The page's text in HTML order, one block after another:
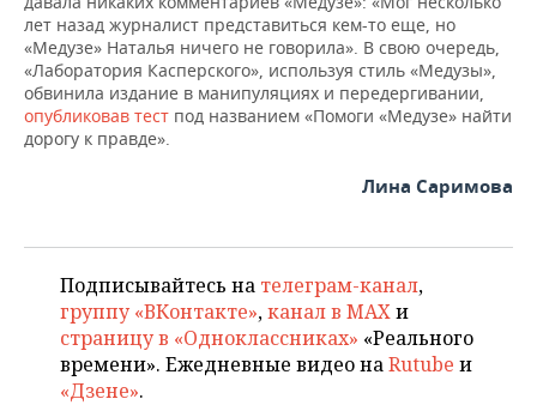
лет назад журналист представиться кем-то еще, но
«Медузе» Наталья ничего не говорила». В свою очередь,
«Лаборатория Касперского», используя стиль «Медузы»,
обвинила издание в манипуляциях и передергивании,
опубликовав тест под названием «Помоги «Медузе» найти
дорогу к правде».
Лина Саримова
Подписывайтесь на телеграм-канал,
группу «ВКонтакте»,канал в MAXи
страницу в «Одноклассниках» «Реального
времени». Ежедневные видео наRutube и
«Дзене».